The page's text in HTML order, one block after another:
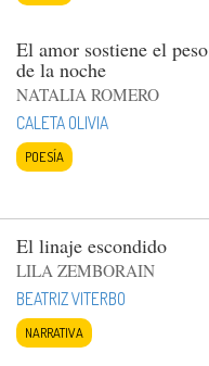
El amor sostiene el peso
de la noche
NATALIA ROMERO
CALETA OLIVIA
POESÍA
El linaje escondido
LILA ZEMBORAIN
BEATRIZ VITERBO
NARRATIVA